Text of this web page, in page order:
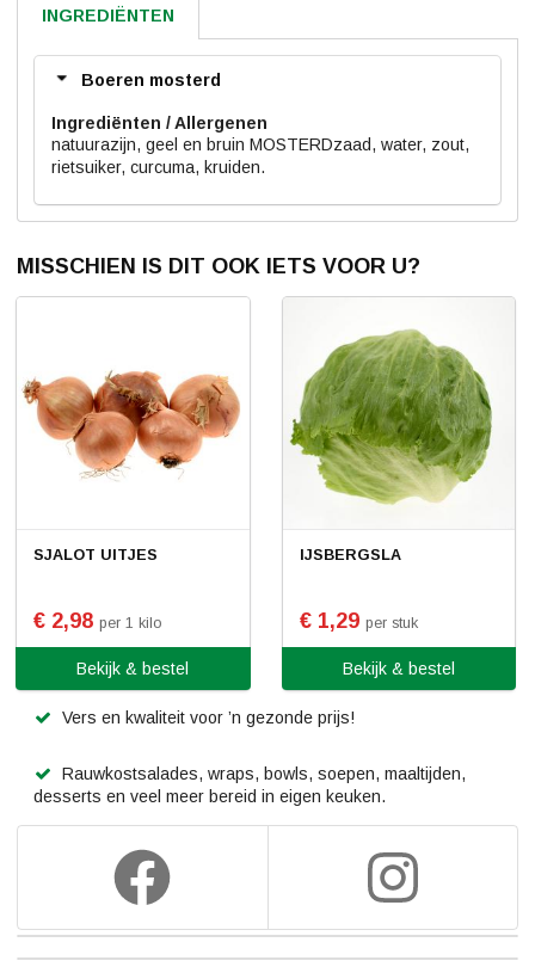
INGREDIËNTEN
Boeren mosterd
Ingrediënten
natuurazijn, geel en bruin MOSTERDzaad, water, zout,
rietsuiker, curcuma, kruiden.
MISSCHIEN IS DIT OOK IETS VOOR U?
SJALOT UITJES
€ 2,98 per 1 kilo
Bekijk & bestel
IJSBERGSLA
€ 1,29 per stuk
Bekijk & bestel
Vers en kwaliteit voor ’n gezonde prijs!
Rauwkostsalades, wraps, bowls, soepen, maaltijden,
desserts en veel meer bereid in eigen keuken.